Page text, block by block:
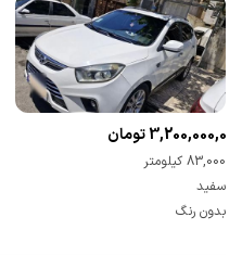
3,200,000,000 تومان
83,000 کیلومتر
سفید
بدون رنگ